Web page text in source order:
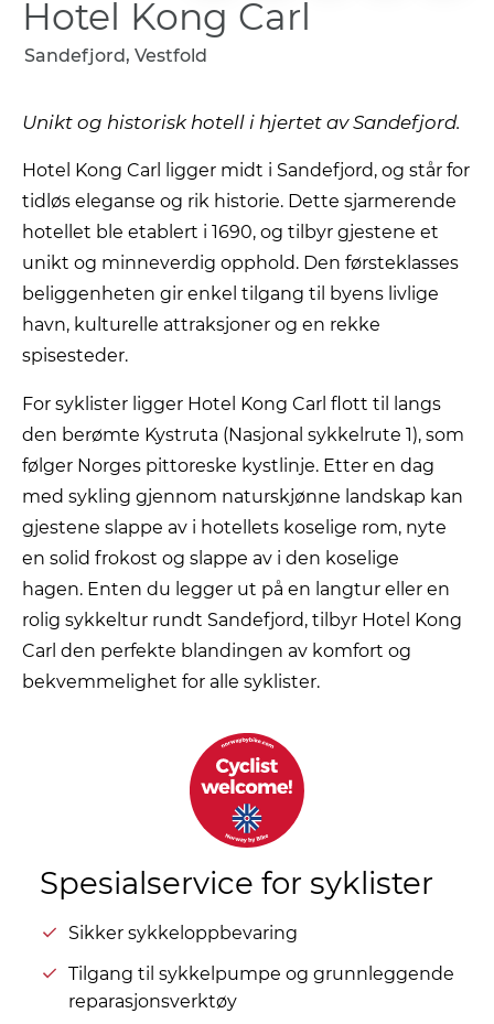
Hotel Kong Carl
Sandefjord, Vestfold
Unikt og historisk hotell i hjertet av Sandefjord.
Hotel Kong Carl ligger midt i Sandefjord, og står for
tidløs eleganse og rik historie. Dette sjarmerende
hotellet ble etablert i 1690, og tilbyr gjestene et
unikt og minneverdig opphold. Den førsteklasses
beliggenheten gir enkel tilgang til byens livlige
havn, kulturelle attraksjoner og en rekke
spisesteder.
For syklister ligger Hotel Kong Carl flott til langs
den berømte Kystruta (Nasjonal sykkelrute 1), som
følger Norges pittoreske kystlinje. Etter en dag
med sykling gjennom naturskjønne landskap kan
gjestene slappe av i hotellets koselige rom, nyte
en solid frokost og slappe av i den koselige
hagen. Enten du legger ut på en langtur eller en
rolig sykkeltur rundt Sandefjord, tilbyr Hotel Kong
Carl den perfekte blandingen av komfort og
bekvemmelighet for alle syklister.
Spesialservice for syklister
Sikker sykkeloppbevaring
Tilgang til sykkelpumpe og grunnleggende
reparasjonsverktøy